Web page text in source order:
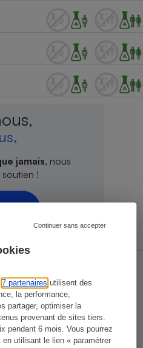
7 partenaires utilisent des
la performance,
partager, optimiser la
provenant de sites tiers.
pendant 6 mois. Vous pourrez
en utilisant le lien « paramétrer
Continuer sans accepter
jamais, nous
!
vont-ils s’habituer au
efficace ?